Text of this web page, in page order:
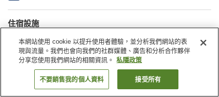
住宿設施
停車場
露天浴池（溫泉）
公共澡堂（溫泉）
找客房
本網站使用 cookie 以提升使用者體驗，並分析我們網站的表
現與流量。我們也會向我們的社群媒體、廣告和分析合作夥伴
分享您使用我們網站的相關資訊。
私隱政策
不要銷售我的個人資料 接受所有